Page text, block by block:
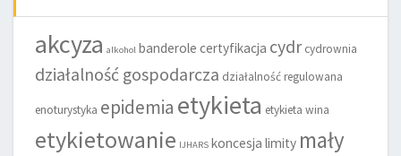
akcyza alkohol banderole certyfikacja cydr cydrownia
działalność gospodarcza działalność regulowana
enoturystyka epidemia etykieta etykieta wina
etykietowanie IJHARS koncesja limity mały